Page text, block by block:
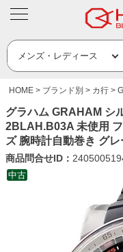
HOME ブランド別 カ行
グラハム GRAHAM シ
2BLAH.B03A 未使用
ズ 腕時計自動巻き グレ
商品問合せID：
中古